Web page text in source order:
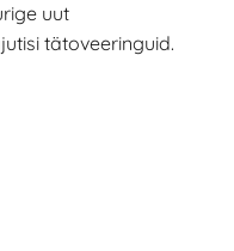
uut
tätoveeringuid.